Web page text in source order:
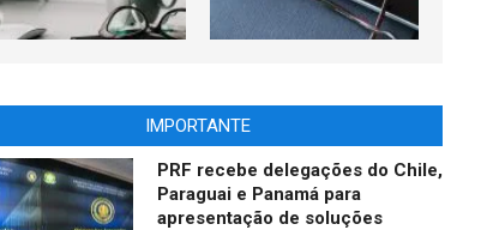
IMPORTANTE
PRF recebe delegações do Chile,
Paraguai e Panamá para
apresentação de soluções